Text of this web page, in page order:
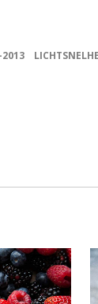
2013